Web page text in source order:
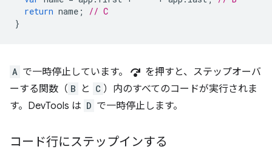
return name ;
// C
}
A で一時停止しています。 step_over を押すと、ステップオーバ
ーする関数（ B と C ）内のすべてのコードが実行されま
す。DevTools は D で一時停止します。
コード行にステップインする